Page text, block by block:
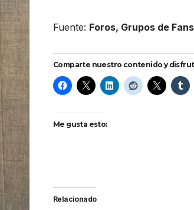
Fuente: Foros, Grupos de
Comparte nuestro contenido y
Me gusta esto:
Relacionado